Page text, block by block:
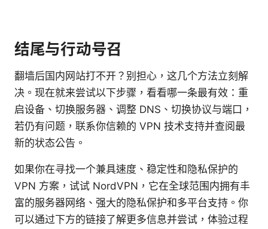
结尾与行动号召
翻墙后国内网站打不开？别担心，这几个方法立刻解
决。现在就来尝试以下步骤，看看哪一条最有效：重
启设备、切换服务器、调整 DNS、切换协议与端口，
若仍有问题，联系你信赖的 VPN 技术支持并查阅最
新的状态公告。
如果你在寻找一个兼具速度、稳定性和隐私保护的
VPN 方案，试试 NordVPN，它在全球范围内拥有丰
富的服务器网络、强大的隐私保护和多平台支持。你
可以通过下方的链接了解更多信息并尝试，体验过程